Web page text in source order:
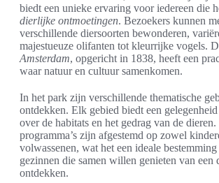
biedt een unieke ervaring voor iedereen die
dierlijke ontmoetingen. Bezoekers kunnen
verschillende diersoorten bewonderen,
majestueuze olifanten tot kleurrijke vogels.
Amsterdam, opgericht in 1838, heeft een
waar natuur en cultuur samenkomen.
In het park zijn verschillende thematische
ontdekken. Elk gebied biedt een
over de habitats en het gedrag van de
programma’s zijn afgestemd op zowel
volwassenen, wat het een ideale
gezinnen die samen willen genieten van een
ontdekken.